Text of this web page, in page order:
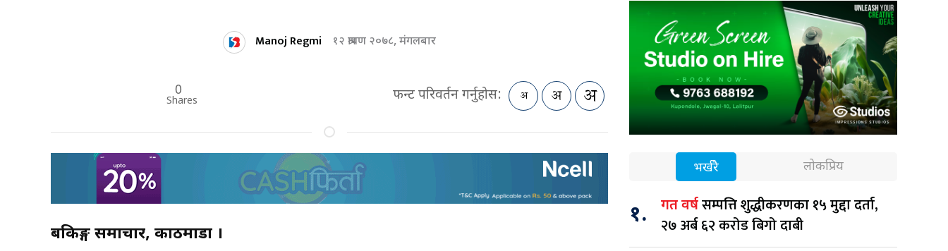
Manoj Regmi १२ श्रावण २०७८, मंगलबार
0
Shares फन्ट परिवर्तन गर्नुहोस:
बैंकिङ्ग समाचार, काठमाडौं ।
भर्खरै लोकप्रिय
१. गत वर्षसम्पत्ति शुद्धीकरणका १५ मुद्दा दर्ता,
२७ अर्ब ६२ करोड बिगो दाबी